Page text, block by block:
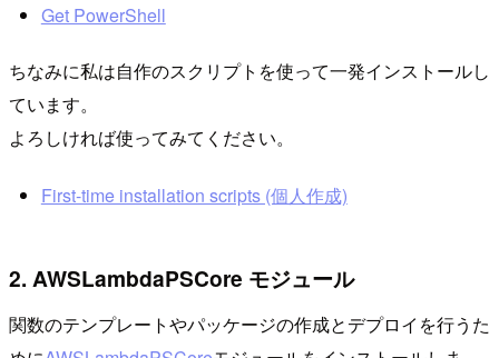
Get PowerShell
ちなみに私は自作のスクリプトを使って一発インストールし
ています。
よろしければ使ってみてください。
First-time installation scripts (個人作成)
2. AWSLambdaPSCore モジュール
関数のテンプレートやパッケージの作成とデプロイを行うた